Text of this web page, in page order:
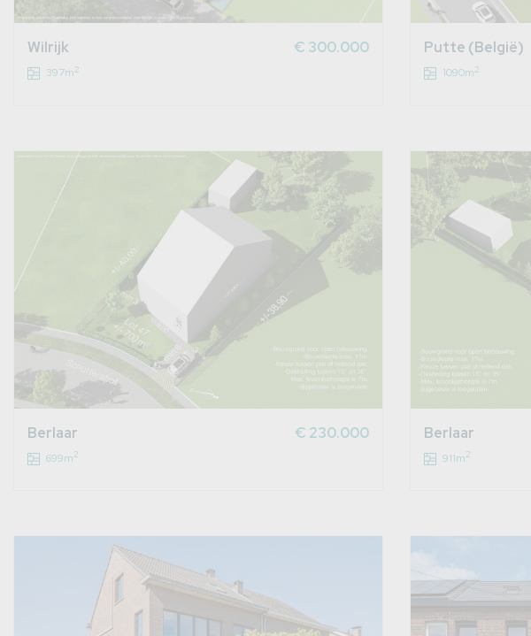
Wilrijk € 300.000
397m2
Putte (België)
1090m2
Berlaar € 230.000
699m2
Berlaar
911m2